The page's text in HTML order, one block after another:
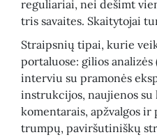
reguliariai, nei dešimt
tris savaites. Skaitytojai
Straipsnių tipai, kurie
portaluose: gilios
interviu su pramonės
instrukcijos, naujienos
komentarais, apžvalgos ir
trumpų, paviršutiniškų